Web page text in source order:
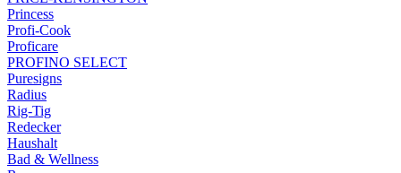
Princess
Profi-Cook
Proficare
PROFINO SELECT
Puresigns
Radius
Rig-Tig
Redecker
Haushalt
Bad & Wellness